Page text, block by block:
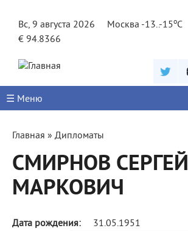
Вс, 9 августа 2026
Москва -13..-15oC
€ 94.8366
☰ Меню
Вы
здесь
Главная » Дипломаты
СМИРНОВ СЕРГЕЙ
МАРКОВИЧ
Дата рождения: 31.05.1951